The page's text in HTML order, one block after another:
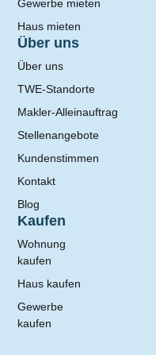
Gewerbe mieten
Haus mieten
Über uns
Über uns
TWE-Standorte
Makler-Alleinauftrag
Stellenangebote
Kundenstimmen
Kontakt
Blog
Kaufen
Wohnung
kaufen
Haus kaufen
Gewerbe
kaufen